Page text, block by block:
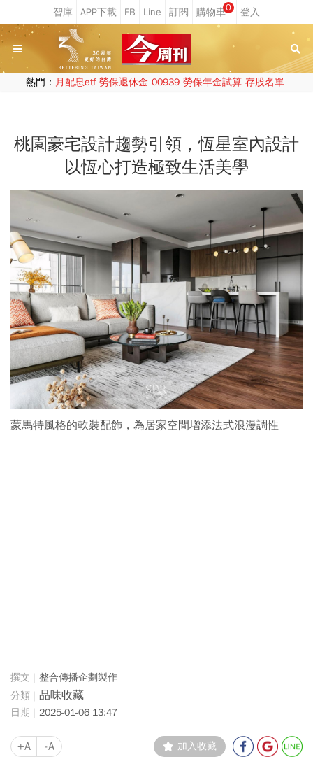
0
熱門： 月配息etf 勞保退休金 00939 勞保年金試算 存股名單
桃園豪宅設計趨勢引領，恆星室內設計
以恆心打造極致生活美學
蒙馬特風格的軟裝配飾，為居家空間增添法式浪漫調性
整合傳播企劃製作
品味收藏
2025-01-06 13:47
+A -A 加入收藏